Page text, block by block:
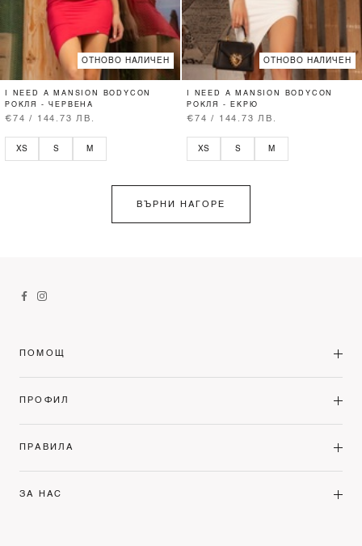
ОТНОВО НАЛИЧЕН
I NEED A MANSION BODYCON
РОКЛЯ - ЧЕРВЕНА
€74 / 144.73 ЛВ.
XS S M
ОТНОВО НАЛИЧЕН
I NEED A MANSION BODYCON
РОКЛЯ - ЕКРЮ
€74 / 144.73 ЛВ.
XS S M
ВЪРНИ НАГОРЕ
ПОМОЩ
ПРОФИЛ
ПРАВИЛА
ЗА НАС